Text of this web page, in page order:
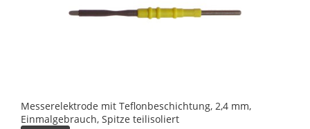
Messerelektrode mit Teflonbeschichtung, 2,4 mm,
Einmalgebrauch, Spitze teilisoliert